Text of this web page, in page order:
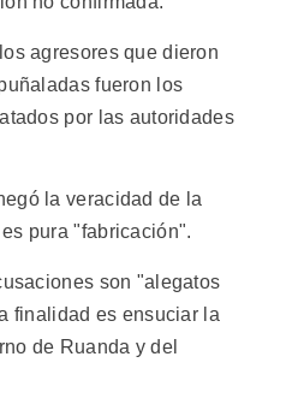
agresores que dieron
fueron los
por las autoridades
la veracidad de la
pura "fabricación".
son "alegatos
finalidad es ensuciar la
de Ruanda y del